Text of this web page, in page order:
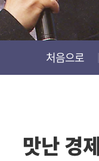
처음으로
맛난 경